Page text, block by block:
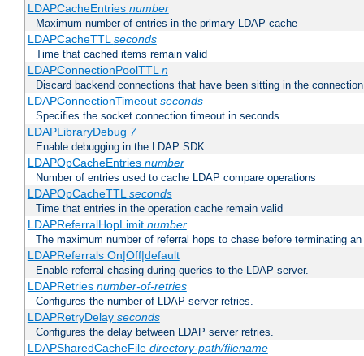
LDAPCacheEntries number
Maximum number of entries in the primary LDAP cache
LDAPCacheTTLseconds
Time that cached items remain valid
LDAPConnectionPoolTTLn
Discard backend connections that have been sitting in the
LDAPConnectionTimeout seconds
Specifies the socket connection timeout in seconds
LDAPLibraryDebug 7
Enable debugging in the LDAP SDK
LDAPOpCacheEntries number
Number of entries used to cache LDAP compare operations
LDAPOpCacheTTLseconds
Time that entries in the operation cache remain valid
LDAPReferralHopLimit number
The maximum number of referral hops to chase before terminating
LDAPReferrals On|Off|default
Enable referral chasing during queries to the LDAP server.
LDAPRetries number-of-retries
Configures the number of LDAP server retries.
LDAPRetryDelay seconds
Configures the delay between LDAP server retries.
LDAPSharedCacheFile directory-path/filename